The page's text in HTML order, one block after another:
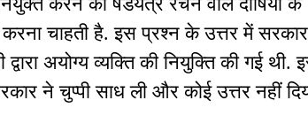
करना चाहती है. इस प्रश्न के उत्तर में
द्वारा अयोग्य व्यक्ति की नियुक्ति की गई थी.
ने चुप्पी साध ली और कोई उत्तर नहीं